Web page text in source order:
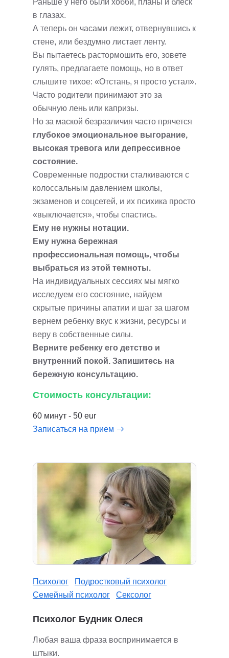
Раньше у него были хобби, планы и блеск
в глазах.
А теперь он часами лежит, отвернувшись к
стене, или бездумно листает ленту.
Вы пытаетесь растормошить его, зовете
гулять, предлагаете помощь, но в ответ
слышите тихое: «Отстань, я просто устал».
Часто родители принимают это за
обычную лень или капризы.
Но за маской безразличия часто прячется
глубокое эмоциональное выгорание,
высокая тревога или депрессивное
состояние.
Современные подростки сталкиваются с
колоссальным давлением школы,
экзаменов и соцсетей, и их психика просто
«выключается», чтобы спастись.
Ему не нужны нотации.
Ему нужна бережная
профессиональная помощь, чтобы
выбраться из этой темноты.
На индивидуальных сессиях мы мягко
исследуем его состояние, найдем
скрытые причины апатии и шаг за шагом
вернем ребенку вкус к жизни, ресурсы и
веру в собственные силы.
Верните ребенку его детство и
внутренний покой. Запишитесь на
бережную консультацию.
Стоимость консультации:
60 минут - 50 eur
Записаться на прием
Психолог
Подростковый психолог
Семейный психолог
Сексолог
Психолог Будник Олеся
Любая ваша фраза воспринимается в
штыки.